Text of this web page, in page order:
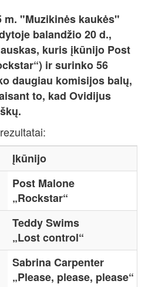
m. "Muzikinės kaukės"
balandžio 20 d.,
kuris įkūnijo Post
ir surinko 56
daugiau komisijos balų,
to, kad Ovidijus
Įkūnijo
Post Malone
„Rockstar“
Teddy Swims
„Lost control“
Sabrina Carpenter
„Please, please, please“